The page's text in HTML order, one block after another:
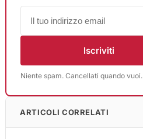
Iscriviti
Niente spam. Cancellati quando vuoi.
ARTICOLI CORRELATI